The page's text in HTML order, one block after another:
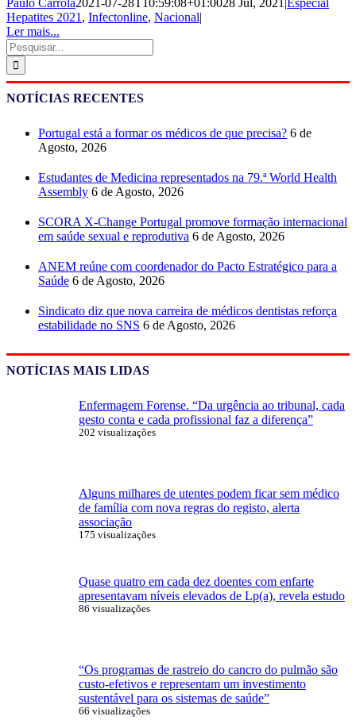
Paulo Carrola2021-07-28T10:59:08+01:0028 Jul, 2021
Especial
Hepatites 2021 , Infectonline, Nacional|
Ler mais...
Pesquisar
NOTÍCIAS RECENTES
Portugal está a formar os médicos de que precisa? 6 de
Agosto, 2026
Estudantes de Medicina representados na 79.ª World Health
Assembly 6 de Agosto, 2026
SCORA X-Change Portugal promove formação internacional
em saúde sexual e reprodutiva 6 de Agosto, 2026
ANEM reúne com coordenador do Pacto Estratégico para a
Saúde 6 de Agosto, 2026
Sindicato diz que nova carreira de médicos dentistas reforça
estabilidade no SNS 6 de Agosto, 2026
NOTÍCIAS MAIS LIDAS
Enfermagem Forense. “Da urgência ao tribunal, cada
gesto conta e cada profissional faz a diferença”
202 visualizações
Alguns milhares de utentes podem ficar sem médico
de família com nova regras do registo, alerta
associação
175 visualizações
Quase quatro em cada dez doentes com enfarte
apresentavam níveis elevados de Lp(a), revela estudo
86 visualizações
“Os programas de rastreio do cancro do pulmão são
custo-efetivos e representam um investimento
sustentável para os sistemas de saúde”
66 visualizações